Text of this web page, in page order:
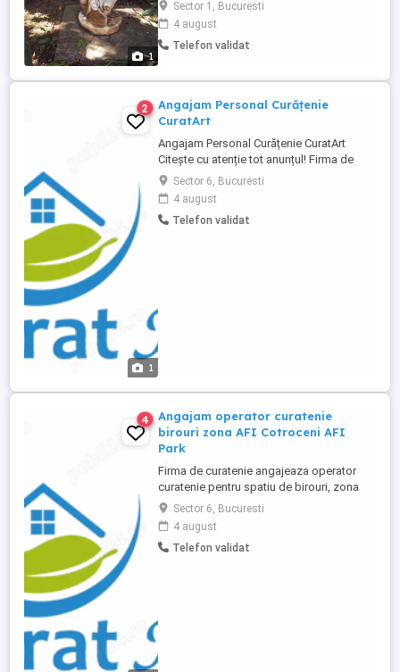
1
activitati
administrative,tehnice(handyman) Cerinte:
permis conducere catrg B, recomandari,
gospodari, cu o minima experienta,
seriosi, muncitori ...
Sector 1, Bucuresti
4 august
Telefon validat
1
2
Angajam Personal Curățenie
CuratArt
Angajam Personal Curățenie CuratArt
Citește cu atenție tot anunțul! Firma de
curățenie CuratArt își mărește echipa și
caută persoane serioase, harnice și
responsabile pentru posturi de lucrători în
curățenie. Activitatea se desfășoară la
Sector 6, Bucuresti
4 august
Telefon validat
4
Angajam operator curatenie
birouri zona AFI Cotroceni AFI
Park
Firma de curatenie angajeaza operator
curatenie pentru spatiu de birouri, zona
AFI Cotroceni AFI Park, Sector 6. Program:
luni-vineri, 06:00 14:30 Pauza de masa: 30
minute Salariu: 3.000 lei net luna Contract
de munca Activitati principale: curatenie in
Sector 6, Bucuresti
4 august
Telefon validat